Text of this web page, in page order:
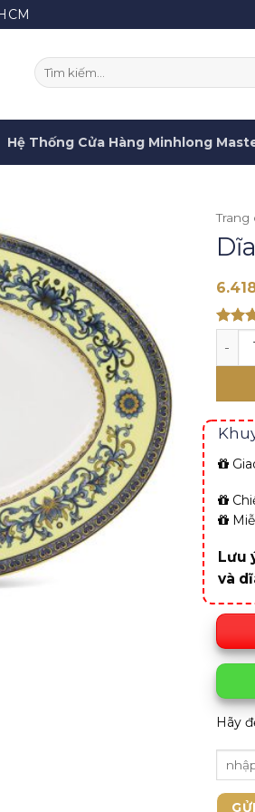
Tìm
kiếm:
Hệ Thống Cửa Hàng Minhlong
Trang
out of
Dĩa
Lưu
và
Hãy